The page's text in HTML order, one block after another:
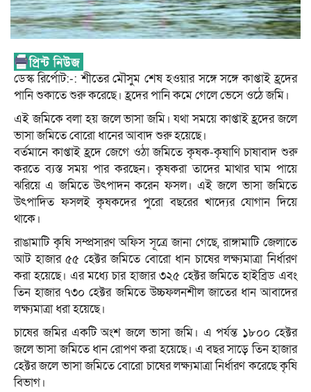
ডেস্ক রির্পোট:-: শীতের মৌসুম শেষ হওয়ার সঙ্গে সঙ্গে কাপ্তাই হ্রদের
পানি শুকাতে শুরু করেছে। হ্রদের পানি কমে গেলে ভেসে ওঠে জমি।
এই জমিকে বলা হয় জলে ভাসা জমি। যথা সময়ে কাপ্তাই হ্রদের জলে
ভাসা জমিতে বোরো ধানের আবাদ শুরু হয়েছে।
বর্তমানে কাপ্তাই হ্রদে জেগে ওঠা জমিতে কৃষক-কৃষাণি চাষাবাদ শুরু
করতে ব্যস্ত সময় পার করছেন। কৃষকরা তাদের মাথার ঘাম পায়ে
ঝরিয়ে এ জমিতে উৎপাদন করেন ফসল। এই জলে ভাসা জমিতে
উৎপাদিত ফসলই কৃষকদের পুরো বছরের খাদ্যের যোগান দিয়ে
থাকে।
রাঙামাটি কৃষি সম্প্রসারণ অফিস সূত্রে জানা গেছে, রাঙ্গামাটি জেলাতে
আট হাজার ৫৫ হেক্টর জমিতে বোরো ধান চাষের লক্ষ্যমাত্রা নির্ধারণ
করা হয়েছে। এর মধ্যে চার হাজার ৩২৫ হেক্টর জমিতে হাইব্রিড এবং
তিন হাজার ৭৩০ হেক্টর জমিতে উচ্চফলনশীল জাতের ধান আবাদের
লক্ষ্যমাত্রা ধরা হয়েছে।
চাষের জমির একটি অংশ জলে ভাসা জমি। এ পর্যন্ত ১৮০০ হেক্টর
জলে ভাসা জমিতে ধান রোপণ করা হয়েছে। এ বছর সাড়ে তিন হাজার
হেক্টর জলে ভাসা জমিতে বোরো চাষের লক্ষ্যমাত্রা নির্ধারণ করেছে কৃষি
বিভাগ।